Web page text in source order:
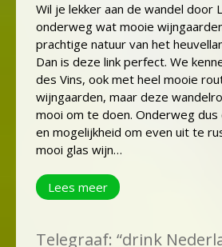
Wil je lekker aan de wandel door
onderweg wat mooie
prachtige natuur van het
Dan is deze link perfect. We
des Vins, ook met heel mooie
wijngaarden, maar deze
mooi om te doen. Onderweg
en mogelijkheid om even uit te
mooi glas wijn…
Lees meer
Telegraaf: “drink